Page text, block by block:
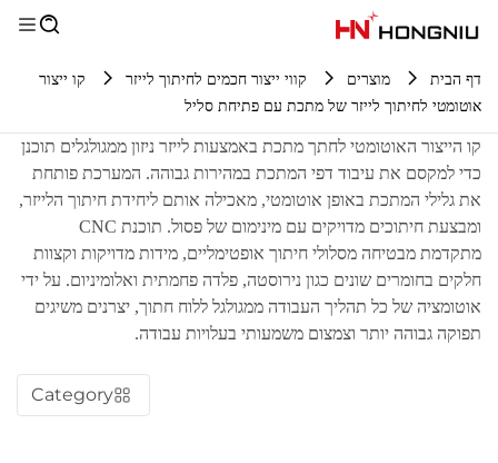
דף הבית מוצרים קווי ייצור חכמים לחיתוך לייזר
קו ייצור
אוטומטי לחיתוך לייזר של מתכת עם פתיחת סליל
קו הייצור האוטומטי לחתך מתכת באמצעות לייזר ניזון ממגולגלים תוכנן
כדי למקסם את עיבוד דפי המתכת במהירות גבוהה. המערכת פותחת
את גלילי המתכת באופן אוטומטי, מאכילה אותם ליחידת חיתוך הלייזר,
ומבצעת חיתוכים מדויקים עם מינימום של פסול. תוכנת CNC
מתקדמת מבטיחה מסלולי חיתוך אופטימליים, מידות מדויקות וקצוות
חלקים בחומרים שונים כגון נירוסטה, פלדה פחמתית ואלומיניום. על ידי
אוטומציה של כל תהליך העבודה ממגולגל ללוח חתוך, יצרנים משיגים
תפוקה גבוהה יותר וצמצום משמעותי בעלויות עבודה.
Category